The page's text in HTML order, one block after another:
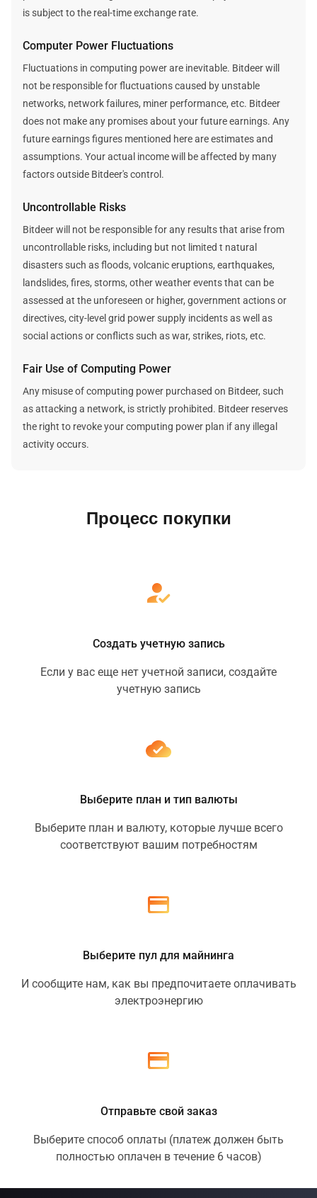
is subject to the real-time exchange rate.
Computer Power Fluctuations
Fluctuations in computing power are inevitable. Bitdeer will
not be responsible for fluctuations caused by unstable
networks, network failures, miner performance, etc. Bitdeer
does not make any promises about your future earnings. Any
future earnings figures mentioned here are estimates and
assumptions. Your actual income will be affected by many
factors outside Bitdeer's control.
Uncontrollable Risks
Bitdeer will not be responsible for any results that arise from
uncontrollable risks, including but not limited t natural
disasters such as floods, volcanic eruptions, earthquakes,
landslides, fires, storms, other weather events that can be
assessed at the unforeseen or higher, government actions or
directives, city-level grid power supply incidents as well as
social actions or conflicts such as war, strikes, riots, etc.
Fair Use of Computing Power
Any misuse of computing power purchased on Bitdeer, such
as attacking a network, is strictly prohibited. Bitdeer reserves
the right to revoke your computing power plan if any illegal
activity occurs.
Процесс покупки
Создать учетную запись
Если у вас еще нет учетной записи, создайте
учетную запись
Выберите план и тип валюты
Выберите план и валюту, которые лучше всего
соответствуют вашим потребностям
Выберите пул для майнинга
И сообщите нам, как вы предпочитаете оплачивать
электроэнергию
Отправьте свой заказ
Выберите способ оплаты (платеж должен быть
полностью оплачен в течение 6 часов)